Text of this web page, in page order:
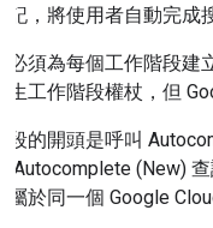
記，將使用者自動完
必須為每個工作階段
生工作階段權杖，但
段的開頭是呼叫
Autocomplete (New)
屬於同一個 Google